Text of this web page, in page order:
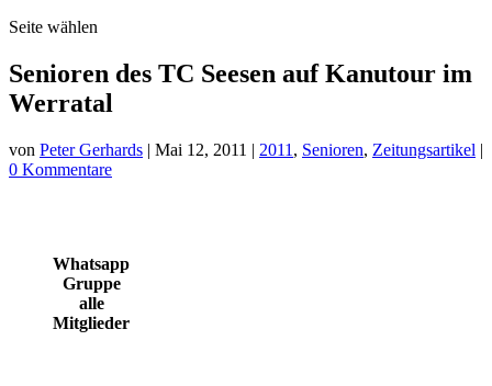
Seite wählen
Senioren des TC Seesen auf Kanutour im
Werratal
von Peter Gerhards | Mai 12, 2011 | 2011 , Senioren, Zeitungsartikel |
0 Kommentare
Whatsapp
Gruppe
alle
Mitglieder